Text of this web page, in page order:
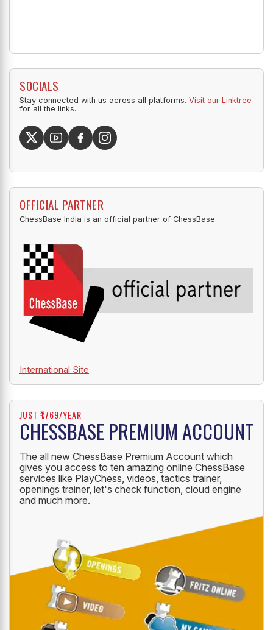
SOCIALS
Stay connected with us across all platforms. Visit our Linktree
for all the links.
OFFICIAL PARTNER
ChessBase India is an official partner of ChessBase.
International Site
JUST ₹1769/YEAR
CHESSBASE PREMIUM ACCOUNT
The all new ChessBase Premium Account which
gives you access to ten amazing online ChessBase
services like PlayChess, videos, tactics trainer,
openings trainer, let's check function, cloud engine
and much more.